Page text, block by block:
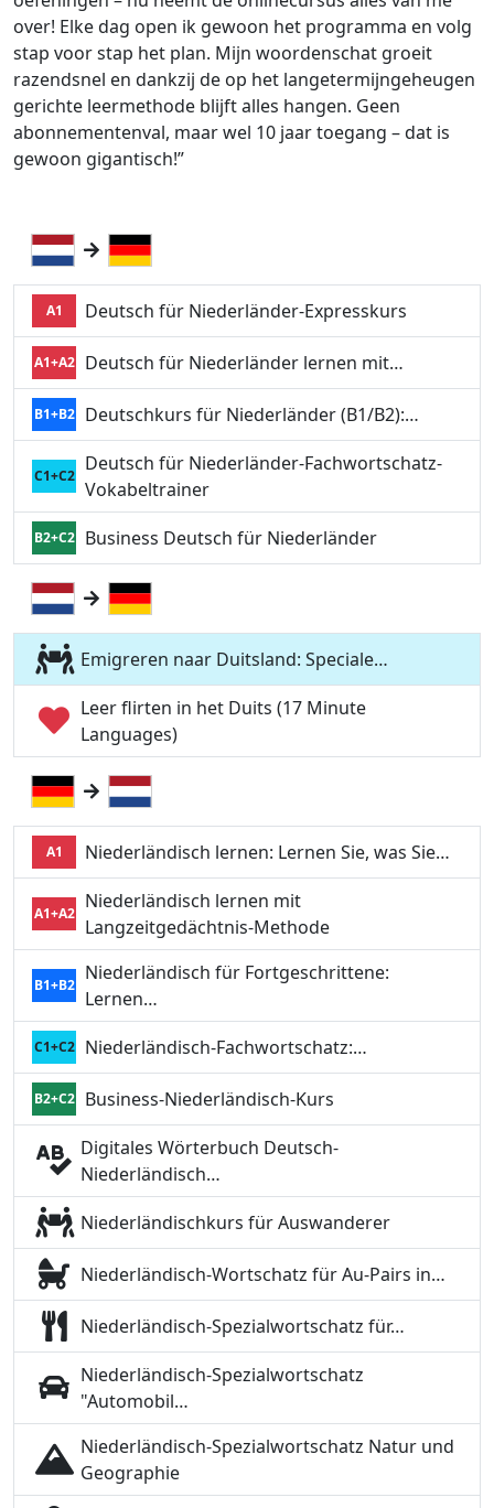
over! Elke dag open ik gewoon het programma en volg
stap voor stap het plan. Mijn woordenschat groeit
razendsnel en dankzij de op het langetermijngeheugen
gerichte leermethode blijft alles hangen. Geen
abonnementenval, maar wel 10 jaar toegang – dat is
gewoon gigantisch!”
A1 Deutsch für Niederländer-Expresskurs
A1+A2 Deutsch für Niederländer lernen mit…
B1+B2 Deutschkurs für Niederländer (B1/B2):…
C1+C2
Deutsch für Niederländer-Fachwortschatz-
Vokabeltrainer
B2+C2 Business Deutsch für Niederländer
Emigreren naar Duitsland: Speciale…
Leer flirten in het Duits (17 Minute
Languages)
A1 Niederländisch lernen: Lernen Sie, was Sie…
A1+A2
Niederländisch lernen mit
Langzeitgedächtnis-Methode
B1+B2
Niederländisch für Fortgeschrittene:
Lernen…
C1+C2 Niederländisch-Fachwortschatz:…
B2+C2
Business-Niederländisch-Kurs
Digitales Wörterbuch Deutsch-
Niederländisch…
Niederländischkurs für Auswanderer
Niederländisch-Wortschatz für Au-Pairs in…
Niederländisch-Spezialwortschatz für…
Niederländisch-Spezialwortschatz
"Automobil…
Niederländisch-Spezialwortschatz Natur und
Geographie